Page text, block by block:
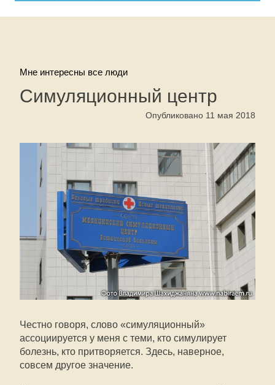
Мне интересны все люди
Симуляционный центр
Опубликовано 11 мая 2018
Честно говоря, слово «симуляционный»
ассоциируется у меня с теми, кто симулирует
болезнь, кто притворяется. Здесь, наверное,
совсем другое значение.